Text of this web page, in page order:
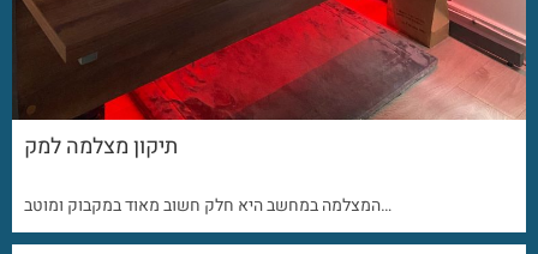
תיקון מצלמה למק
המצלמה במחשב היא חלק חשוב מאוד במקבוק ומוטב…